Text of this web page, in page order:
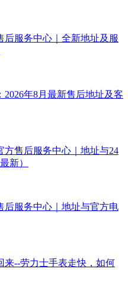
后服务中心｜全新地址及服
年8月最新售后地址及客
方售后服务中心｜地址与24
新）
后服务中心｜地址与官方电
来--劳力士手表走快，如何